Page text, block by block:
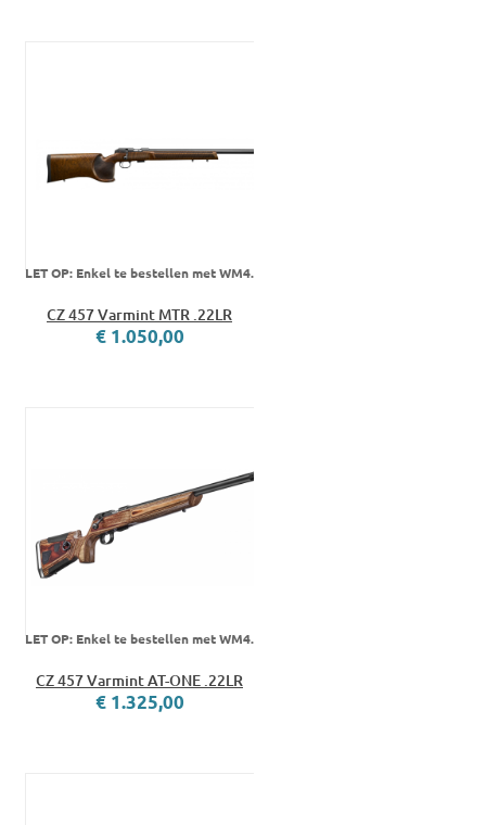
CZ 457 Varmint MTR .22LR
€ 1.050,00
LET OP: Enkel te bestellen met WM4.
CZ 457 Varmint AT-ONE .22LR
€ 1.325,00
LET OP: Enkel te bestellen met WM4.